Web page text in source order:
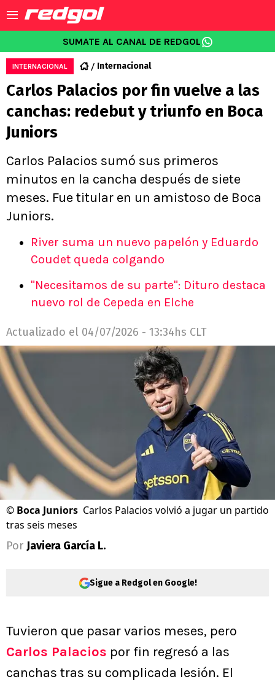
SUMATE AL CANAL DE REDGOL
INTERNACIONAL Internacional
Carlos Palacios por fin vuelve a las
canchas: redebut y triunfo en Boca
Juniors
Carlos Palacios sumó sus primeros
minutos en la cancha después de siete
meses. Fue titular en un amistoso de Boca
Juniors.
River suma un nuevo papelón y Eduardo
Coudet queda colgando
"Necesitamos de su parte": Dituro destaca
nuevo rol de Cepeda en Elche
Actualizado el 04/07/2026 - 13:34hs CLT
© Boca Juniors Carlos Palacios volvió a jugar un partido
tras seis meses
Por Javiera García L.
Sigue a Redgol en Google!
Tuvieron que pasar varios meses, pero
Carlos Palacios por fin regresó a las
canchas tras su complicada lesión. El